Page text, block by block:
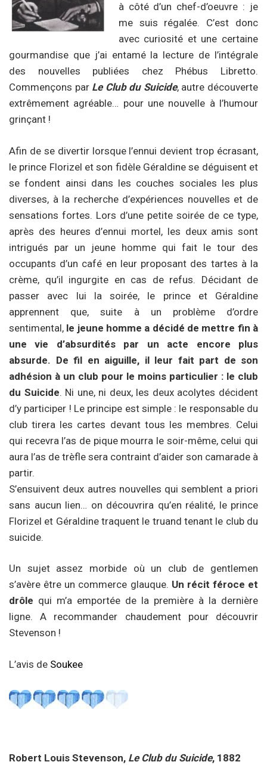
à côté d’un chef-d’oeuvre : je
me suis régalée. C’est donc
avec curiosité et une certaine
gourmandise que j’ai entamé la lecture de l’intégrale
des nouvelles publiées chez Phébus Libretto.
Commençons par Le Club du Suicide, autre découverte
extrêmement agréable… pour une nouvelle à l’humour
grinçant !
Afin de se divertir lorsque l’ennui devient trop écrasant,
le prince Florizel et son fidèle Géraldine se déguisent et
se fondent ainsi dans les couches sociales les plus
diverses, à la recherche d’expériences nouvelles et de
sensations fortes. Lors d’une petite soirée de ce type,
après des heures d’ennui mortel, les deux amis sont
intrigués par un jeune homme qui fait le tour des
occupants d’un café en leur proposant des tartes à la
crème, qu’il ingurgite en cas de refus. Décidant de
passer avec lui la soirée, le prince et Géraldine
apprennent que, suite à un problème d’ordre
sentimental, le jeune homme a décidé de mettre fin à
une vie d’absurdités par un acte encore plus
absurde. De fil en aiguille, il leur fait part de son
adhésion à un club pour le moins particulier : le club
du Suicide. Ni une, ni deux, les deux acolytes décident
d’y participer ! Le principe est simple : le responsable du
club tirera les cartes devant tous les membres. Celui
qui recevra l’as de pique mourra le soir-même, celui qui
aura l’as de trèfle sera contraint d’aider son camarade à
partir.
S’ensuivent deux autres nouvelles qui semblent a priori
sans aucun lien… on découvrira qu’en réalité, le prince
Florizel et Géraldine traquent le truand tenant le club du
suicide.
Un sujet assez morbide où un club de gentlemen
s’avère être un commerce glauque. Un récit féroce et
drôle qui m’a emportée de la première à la dernière
ligne. A recommander chaudement pour découvrir
Stevenson !
L’avis de Soukee
Robert Louis Stevenson, Le Club du Suicide, 1882